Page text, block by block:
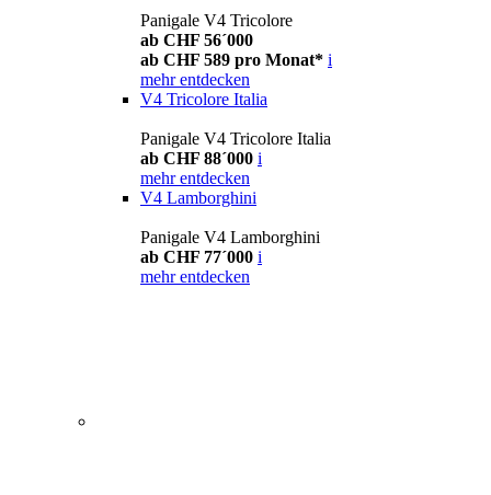
Panigale V4 Tricolore
ab CHF 56´000
ab CHF 589 pro Monat* i
mehr entdecken
V4 Tricolore Italia
Panigale V4 Tricolore Italia
ab CHF 88´000 i
mehr entdecken
V4 Lamborghini
Panigale V4 Lamborghini
ab CHF 77´000 i
mehr entdecken